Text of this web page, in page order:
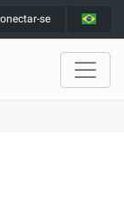
se